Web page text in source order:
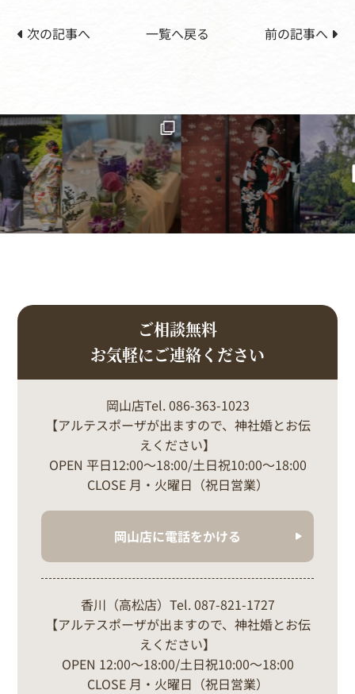
次の記事へ 一覧へ戻る 前の記事へ
ご相談無料
お気軽にご連絡ください
岡山店Tel. 086-363-1023
【アルテスポーザが出ますので、神社婚とお伝
えください】
OPEN 平日12:00～18:00/土日祝10:00～18:00
CLOSE 月・火曜日（祝日営業）
岡山店に電話をかける
香川（高松店）Tel. 087-821-1727
【アルテスポーザが出ますので、神社婚とお伝
えください】
OPEN 12:00～18:00/土日祝10:00～18:00
CLOSE 月・火曜日（祝日営業）